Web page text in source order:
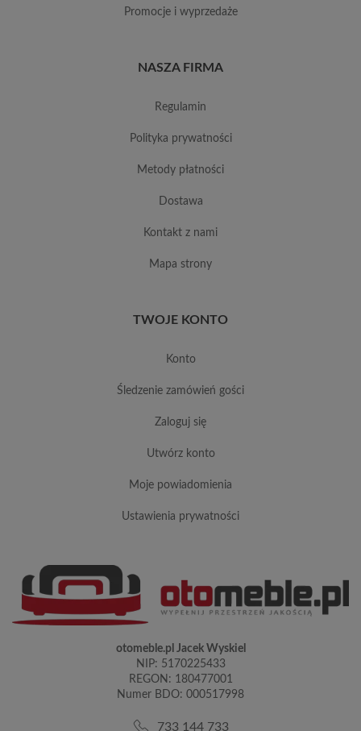
promocje i wyprzedaże
NASZA FIRMA
regulamin
polityka prywatności
metody płatności
dostawa
kontakt z nami
mapa strony
TWOJE KONTO
konto
śledzenie zamówień gości
zaloguj się
utwórz konto
moje powiadomienia
ustawienia prywatności
otomeble.pl Jacek Wyskiel
NIP: 5170225433
REGON: 180477001
Numer BDO: 000517998
733 144 733